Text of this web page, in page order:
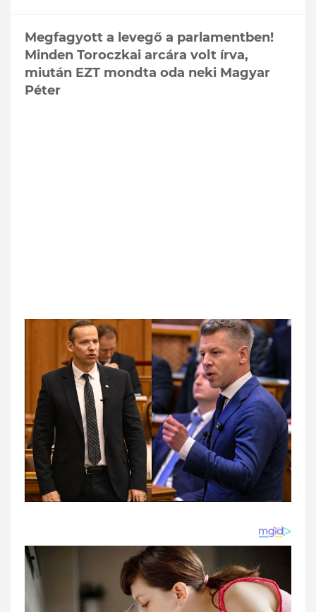
Megfagyott a levegő a parlamentben!
Minden Toroczkai arcára volt írva,
miután EZT mondta oda neki Magyar
Péter